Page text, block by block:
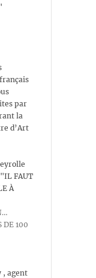
par
la
d’Art
FAUT
À
DE 100
, agent